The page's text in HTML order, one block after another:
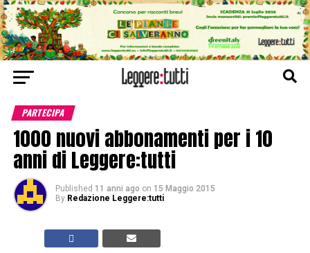
PARTECIPA
1000 nuovi abbonamenti per i 10
anni di Leggere:tutti
Published 11 anni ago on 15 Maggio 2015
By Redazione Leggere:tutti